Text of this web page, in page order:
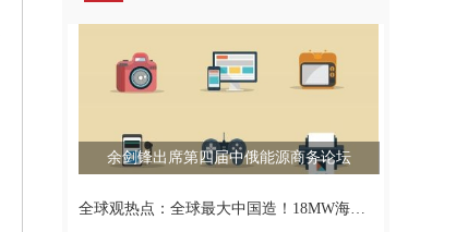
余剑锋出席第四届中俄能源商务论坛
全球观热点：全球最大中国造！18MW海上风机，震撼发布！